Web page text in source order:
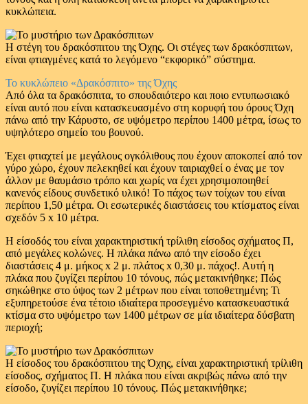
κυκλώπεια.
Η στέγη του δρακόσπιτου της Όχης. Οι στέγες των δρακόσπιτων,
είναι φτιαγμένες κατά το λεγόμενο “εκφορικό” σύστημα.
Το κυκλώπειο «Δρακόσπιτο» της Όχης
Από όλα τα δρακόσπιτα, το σπουδαιότερο και ποιο εντυπωσιακό
είναι αυτό που είναι κατασκευασμένο στη κορυφή του όρους Όχη
πάνω από την Κάρυστο, σε υψόμετρο περίπου 1400 μέτρα, ίσως το
υψηλότερο σημείο του βουνού.
Έχει φτιαχτεί με μεγάλους ογκόλιθους που έχουν αποκοπεί από τον
γύρο χώρο, έχουν πελεκηθεί και έχουν ταιριαχθεί ο ένας με τον
άλλον με θαυμάσιο τρόπο και χωρίς να έχει χρησιμοποιηθεί
κανενός είδους συνδετικό υλικό! Το πάχος των τοίχων του είναι
περίπου 1,50 μέτρα. Οι εσωτερικές διαστάσεις του κτίσματος είναι
σχεδόν 5 x 10 μέτρα.
Η είσοδός του είναι χαρακτηριστική τρίλιθη είσοδος σχήματος Π,
από μεγάλες κολώνες. Η πλάκα πάνω από την είσοδο έχει
διαστάσεις 4 μ. μήκος x 2 μ. πλάτος x 0,30 μ. πάχος!. Αυτή η
πλάκα που ζυγίζει περίπου 10 τόνους, πώς μετακινήθηκε; Πώς
σηκώθηκε στο ύψος των 2 μέτρων που είναι τοποθετημένη; Τι
εξυπηρετούσε ένα τέτοιο ιδιαίτερα προσεγμένο κατασκευαστικά
κτίσμα στο υψόμετρο των 1400 μέτρων σε μία ιδιαίτερα δύσβατη
περιοχή;
Η είσοδος του δρακόσπιτου της Όχης, είναι χαρακτηριστική τρίλιθη
είσοδος, σχήματος Π. Η πλάκα που είναι ακριβώς πάνω από την
είσοδο, ζυγίζει περίπου 10 τόνους. Πώς μετακινήθηκε;